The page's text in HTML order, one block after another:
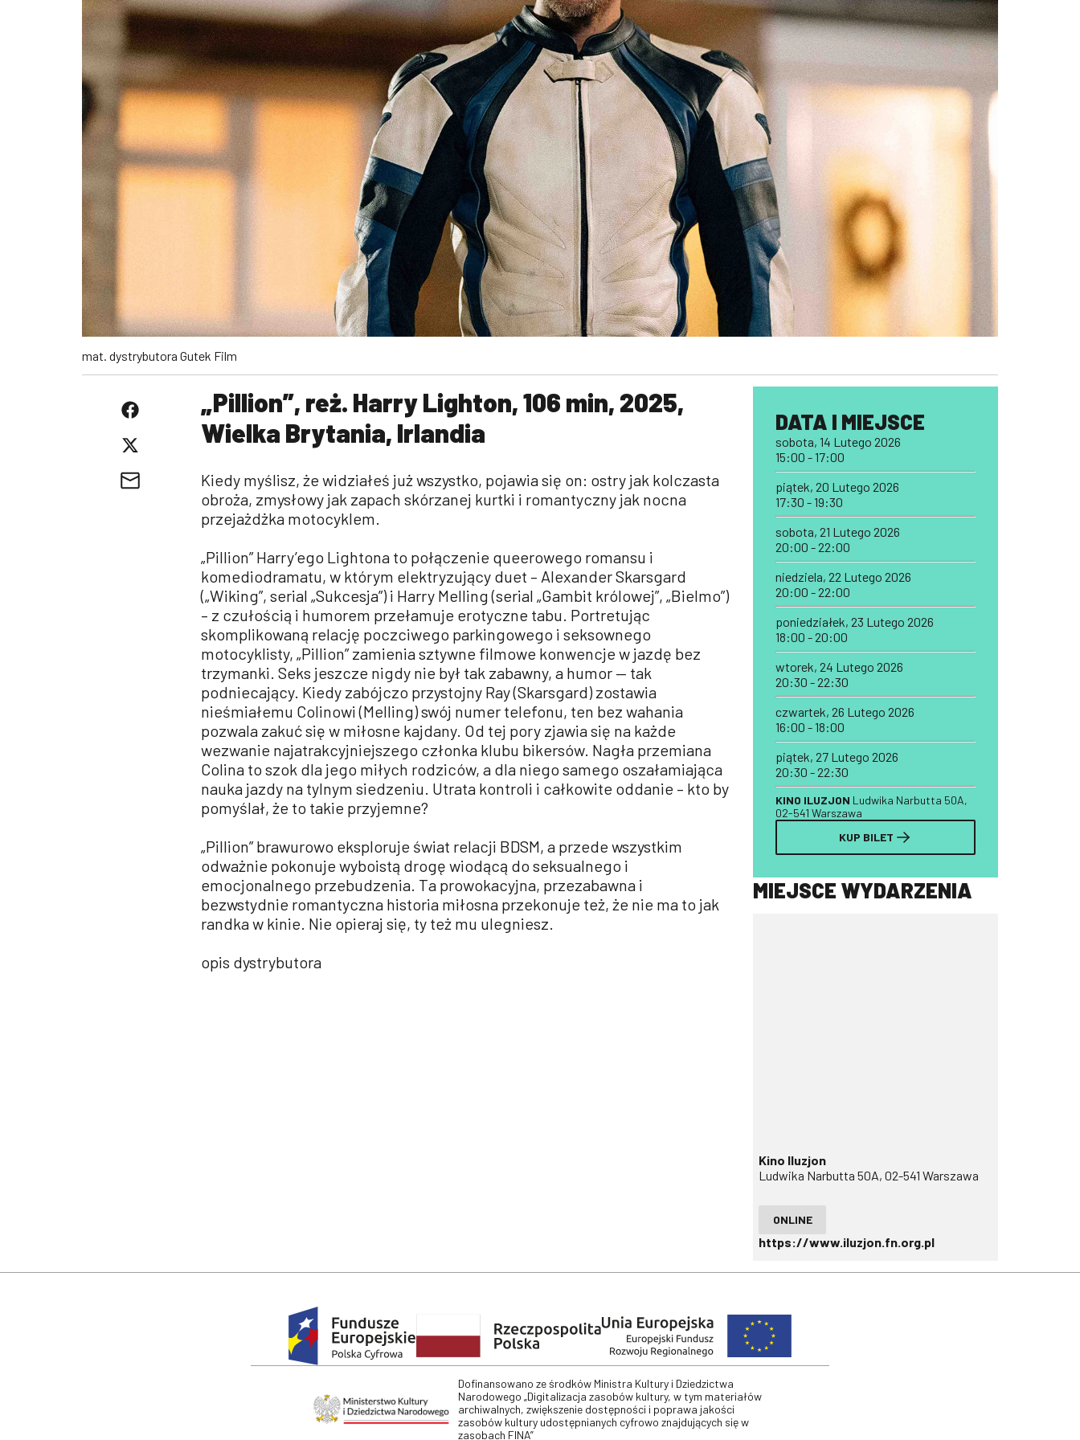
mat. dystrybutora Gutek Film
„Pillion”, reż. Harry Lighton, 106 min, 2025,
Wielka Brytania, Irlandia
Kiedy myślisz, że widziałeś już wszystko, pojawia się on: ostry jak kolczasta
obroża, zmysłowy jak zapach skórzanej kurtki i romantyczny jak nocna
przejażdżka motocyklem.
„Pillion” Harry’ego Lightona to połączenie queerowego romansu i
komediodramatu, w którym elektryzujący duet – Alexander Skarsgard
(„Wiking”, serial „Sukcesja”) i Harry Melling (serial „Gambit królowej”, „Bielmo”)
– z czułością i humorem przełamuje erotyczne tabu. Portretując
skomplikowaną relację poczciwego parkingowego i seksownego
motocyklisty, „Pillion” zamienia sztywne filmowe konwencje w jazdę bez
trzymanki. Seks jeszcze nigdy nie był tak zabawny, a humor — tak
podniecający. Kiedy zabójczo przystojny Ray (Skarsgard) zostawia
nieśmiałemu Colinowi (Melling) swój numer telefonu, ten bez wahania
pozwala zakuć się w miłosne kajdany. Od tej pory zjawia się na każde
wezwanie najatrakcyjniejszego członka klubu bikersów. Nagła przemiana
Colina to szok dla jego miłych rodziców, a dla niego samego oszałamiająca
nauka jazdy na tylnym siedzeniu. Utrata kontroli i całkowite oddanie – kto by
pomyślał, że to takie przyjemne?
„Pillion” brawurowo eksploruje świat relacji BDSM, a przede wszystkim
odważnie pokonuje wyboistą drogę wiodącą do seksualnego i
emocjonalnego przebudzenia. Ta prowokacyjna, przezabawna i
bezwstydnie romantyczna historia miłosna przekonuje też, że nie ma to jak
randka w kinie. Nie opieraj się, ty też mu ulegniesz.
opis dystrybutora
DATA I MIEJSCE
sobota, 14 Lutego 2026
15:00 - 17:00
piątek, 20 Lutego 2026
17:30 - 19:30
sobota, 21 Lutego 2026
20:00 - 22:00
niedziela, 22 Lutego 2026
20:00 - 22:00
poniedziałek, 23 Lutego 2026
18:00 - 20:00
wtorek, 24 Lutego 2026
20:30 - 22:30
czwartek, 26 Lutego 2026
16:00 - 18:00
piątek, 27 Lutego 2026
20:30 - 22:30
KINO ILUZJON Ludwika Narbutta 50A,
02-541 Warszawa
KUP BILET
MIEJSCE WYDARZENIA
Kino Iluzjon
Ludwika Narbutta 50A, 02-541 Warszawa
ONLINE
https://www.iluzjon.fn.org.pl
Dofinansowano ze środków Ministra Kultury i Dziedzictwa
Narodowego „Digitalizacja zasobów kultury, w tym materiałów
archiwalnych, zwiększenie dostępności i poprawa jakości
zasobów kultury udostępnianych cyfrowo znajdujących się w
zasobach FINA”